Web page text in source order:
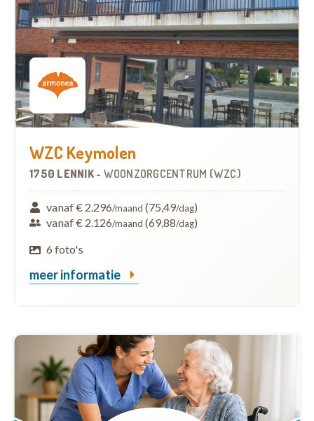
WZC Keymolen
1750 LENNIK- WOONZORGCENTRUM (WZC)
vanaf € 2.296/maand (75,49/dag)
vanaf € 2.126/maand (69,88/dag)
6 foto's
meer informatie